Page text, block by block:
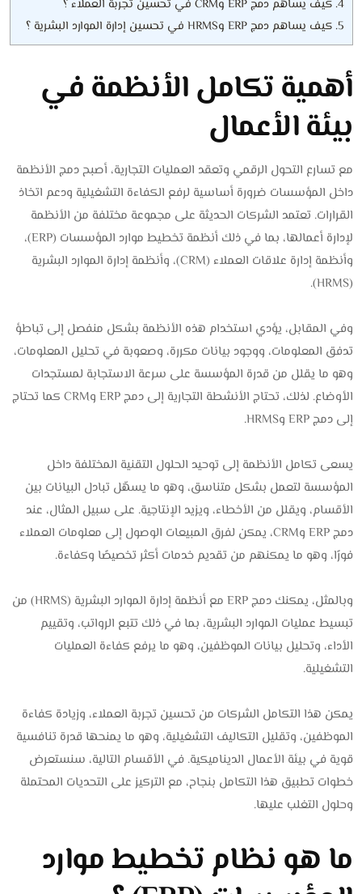
4. كيف يساهم دمج ERP وCRM في تحسين تجربة العملاء ؟
5. كيف يساهم دمج ERP وHRMS في تحسين إدارة الموارد البشرية ؟
أهمية تكامل الأنظمة في
بيئة الأعمال
مع تسارع التحول الرقمي وتعقد العمليات التجارية، أصبح دمج الأنظمة
داخل المؤسسات ضرورة أساسية لرفع الكفاءة التشغيلية ودعم اتخاذ
القرارات. تعتمد الشركات الحديثة على مجموعة مختلفة من الأنظمة
لإدارة أعمالها، بما في ذلك أنظمة تخطيط موارد المؤسسات (ERP)،
وأنظمة إدارة علاقات العملاء (CRM)، وأنظمة إدارة الموارد البشرية
(HRMS).
وفي المقابل، يؤدي استخدام هذه الأنظمة بشكل منفصل إلى تباطؤ
تدفق المعلومات، ووجود بيانات مكررة، وصعوبة في تحليل المعلومات،
وهو ما يقلل من قدرة المؤسسة على سرعة الاستجابة لمستجدات
الأوضاع. لذلك، تحتاج الأنشطة التجارية إلى دمج ERP وCRM كما تحتاج
إلى دمج ERP وHRMS.
يسعى تكامل الأنظمة إلى توحيد الحلول التقنية المختلفة داخل
المؤسسة لتعمل بشكل متناسق، وهو ما يسهّل تبادل البيانات بين
الأقسام، ويقلل من الأخطاء، ويزيد الإنتاجية. على سبيل المثال، عند
دمج ERP وCRM، يمكن لفرق المبيعات الوصول إلى معلومات العملاء
فورًا، وهو ما يمكنهم من تقديم خدمات أكثر تخصيصًا وكفاءة.
وبالمثل، يمكنك دمج ERP مع أنظمة إدارة الموارد البشرية (HRMS) من
تبسيط عمليات الموارد البشرية، بما في ذلك تتبع الرواتب، وتقييم
الأداء، وتحليل بيانات الموظفين، وهو ما يرفع كفاءة العمليات
التشغيلية.
يمكن هذا التكامل الشركات من تحسين تجربة العملاء، وزيادة كفاءة
الموظفين، وتقليل التكاليف التشغيلية، وهو ما يمنحها قدرة تنافسية
قوية في بيئة الأعمال الديناميكية. في الأقسام التالية، سنستعرض
خطوات تطبيق هذا التكامل بنجاح، مع التركيز على التحديات المحتملة
وحلول التغلب عليها.
ما هو نظام تخطيط موارد